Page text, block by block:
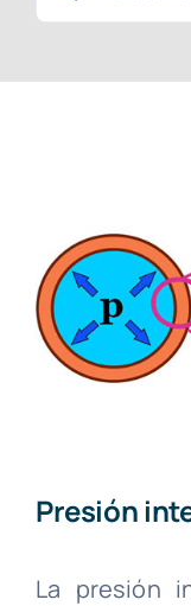
Presión
La presión